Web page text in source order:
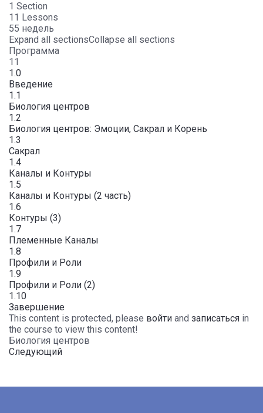
1 Section
11 Lessons
55 недель
Expand all sectionsCollapse all sections
Программа
11
1.0
Введение
1.1
Биология центров
1.2
Биология центров: Эмоции, Сакрал и Корень
1.3
Сакрал
1.4
Каналы и Контуры
1.5
Каналы и Контуры (2 часть)
1.6
Контуры (3)
1.7
Племенные Каналы
1.8
Профили и Роли
1.9
Профили и Роли (2)
1.10
Завершение
This content is protected, please войти and записаться in
the course to view this content!
Биология центров
Следующий